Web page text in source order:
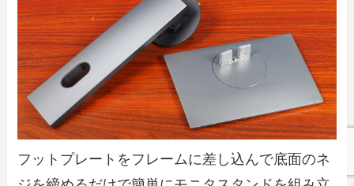
フットプレートをフレームに差し込んで底面のネ